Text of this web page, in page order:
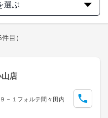
選ぶ
件目）
店
－１フォルテ間々田内